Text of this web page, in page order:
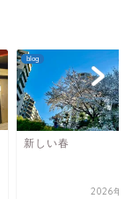
blog
新しい春
2026年4